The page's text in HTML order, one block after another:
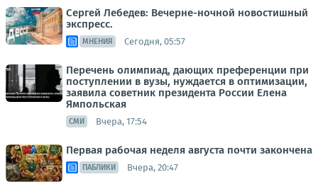
Сергей Лебедев: Вечерне-ночной новостишный
экспресс.
МНЕНИЯ Сегодня, 05:57
Перечень олимпиад, дающих преференции при
поступлении в вузы, нуждается в оптимизации,
заявила советник президента России Елена
Ямпольская
СМИ Вчера, 17:54
Первая рабочая неделя августа почти закончена
ПАБЛИКИ Вчера, 20:47